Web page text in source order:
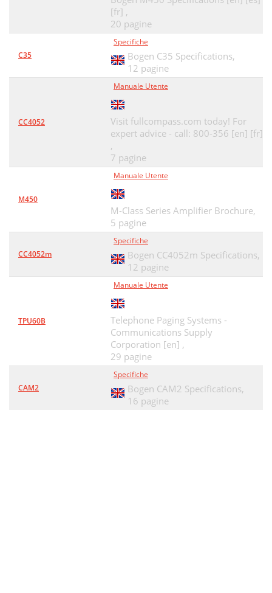
[fr] ,
20 pagine
C35
Specifiche
Bogen C35 Specifications,
12 pagine
CC4052
Manuale Utente
Visit fullcompass.com today! For
expert advice - call: 800-356 [en] [fr]
,
7 pagine
M450
Manuale Utente
M-Class Series Amplifier Brochure,
5 pagine
CC4052m
Specifiche
Bogen CC4052m Specifications,
12 pagine
TPU60B
Manuale Utente
Telephone Paging Systems -
Communications Supply
Corporation [en] ,
29 pagine
CAM2
Specifiche
Bogen CAM2 Specifications,
16 pagine